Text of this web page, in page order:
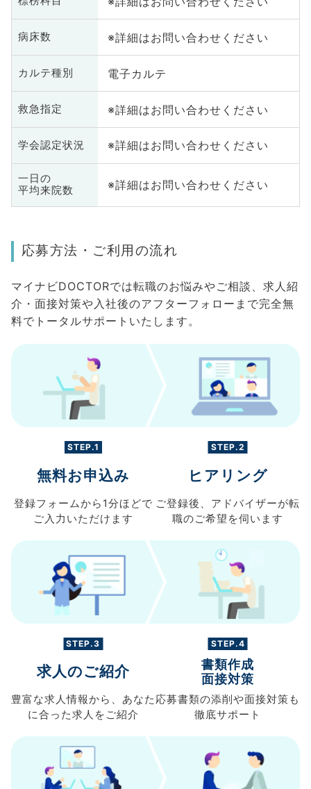
病床数 ※詳細はお問い合わせください
カルテ種別 電子カルテ
救急指定 ※詳細はお問い合わせください
学会認定状況 ※詳細はお問い合わせください
一日の
平均来院数
※詳細はお問い合わせください
応募方法・ご利用の流れ
マイナビDOCTORでは転職のお悩みやご相談、求人紹
介・面接対策や入社後のアフターフォローまで完全無
料でトータルサポートいたします。
STEP.1
無料お申込み
登録フォームから 1分ほどで
ご入力 いただけます
STEP.2
ヒアリング
ご登録後、 アドバイザーが転
職のご希望を伺います
STEP.3
求人のご紹介
豊富な求人情報から、 あなた
に合った求人を ご紹介
STEP.4
書類作成
面接対策
応募書類の添削や面接対策も
徹底サポート